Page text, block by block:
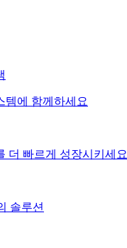
템에 함께하세요
더 빠르게 성장시키세요
솔루션